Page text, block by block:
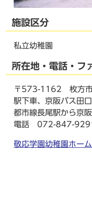
施設区分
私立幼稚園
所在地・電話・フ
〒573-1162 枚方市
駅下車、京阪バス田
都市線長尾駅から京
電話 072-847-
敬応学園幼稚園ホー